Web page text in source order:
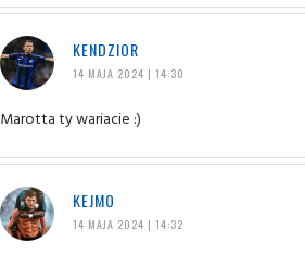
KENDZIOR
14 MAJA 2024 | 14:30
Marotta ty wariacie :)
KEJMO
14 MAJA 2024 | 14:32